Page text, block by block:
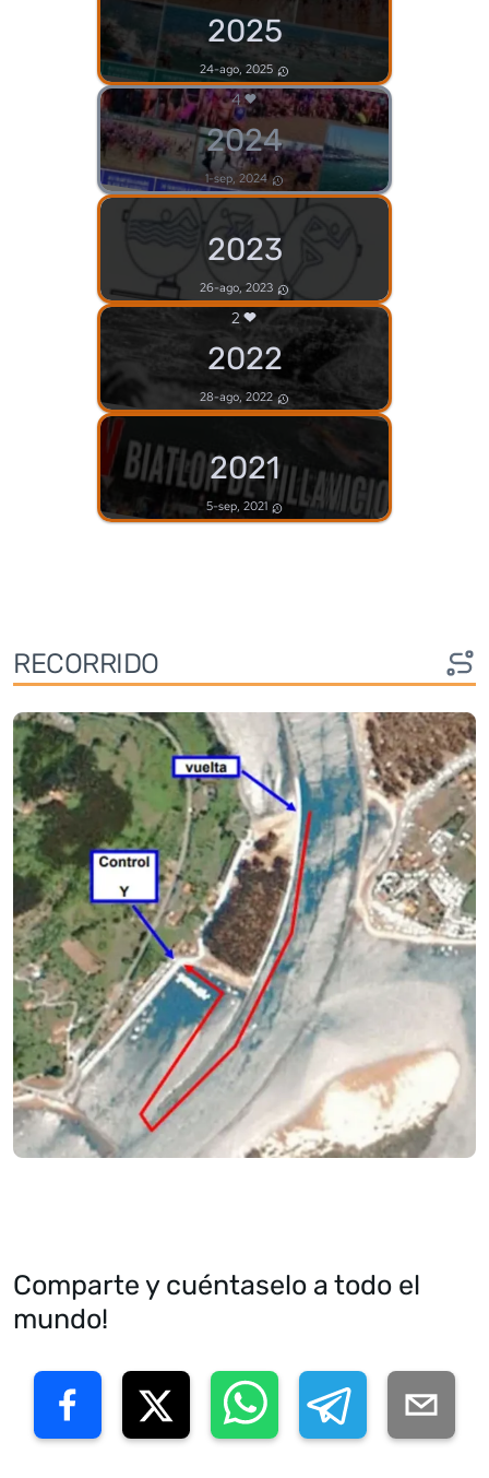
2025
24-ago, 2025
4
2024
1-sep, 2024
2023
26-ago, 2023
2
2022
28-ago, 2022
2021
5-sep, 2021
RECORRIDO
Comparte y cuéntaselo a todo el
mundo!